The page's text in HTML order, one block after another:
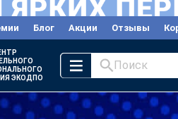
Блог Акции Отзывы
ЭКОДПО
Поиск